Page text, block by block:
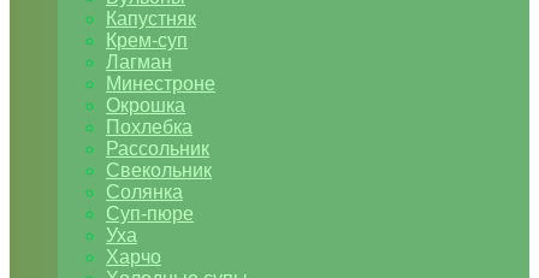
Капустняк
Крем-суп
Лагман
Минестроне
Окрошка
Похлебка
Рассольник
Свекольник
Солянка
Суп-пюре
Уха
Харчо